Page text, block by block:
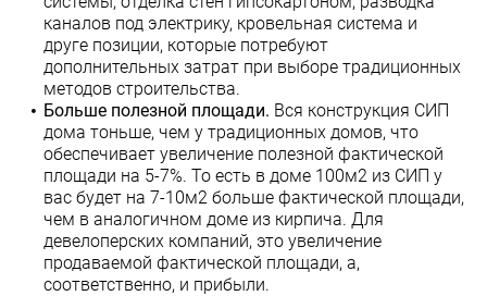
каналов под электрику, кровельная система и
друге позиции, которые потребуют
дополнительных затрат при выборе традиционных
методов строительства.
Больше полезной площади. Вся конструкция СИП
дома тоньше, чем у традиционных домов, что
обеспечивает увеличение полезной фактической
площади на 5-7%. То есть в доме 100м2 из СИП у
вас будет на 7-10м2 больше фактической площади,
чем в аналогичном доме из кирпича. Для
девелоперских компаний, это увеличение
продаваемой фактической площади, а,
соответственно, и прибыли.